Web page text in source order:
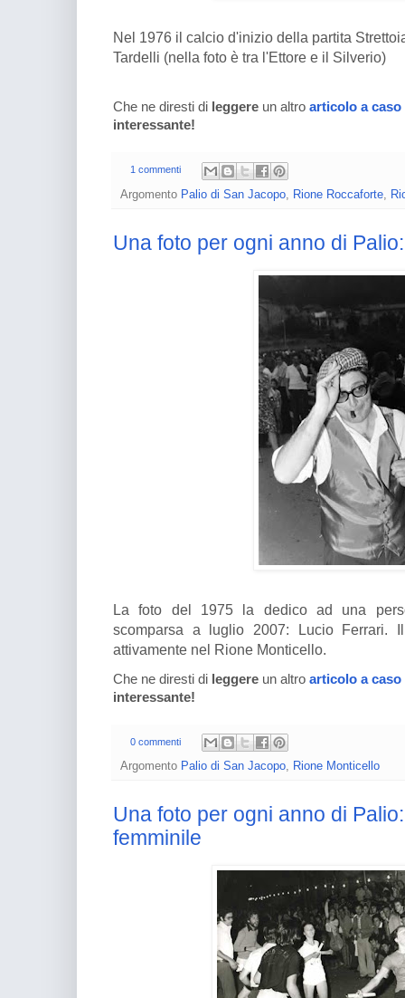
Nel 1976 il calcio d'inizio della partita
Tardelli (nella foto è tra l'Ettore e il Silverio)
Che ne diresti di leggere un altro articolo a caso
interessante!
1 commenti
Argomento Palio di San Jacopo Rione Roccaforte
Una foto per ogni anno di
La foto del 1975 la dedico ad una
scomparsa a luglio 2007: Lucio Ferrari.
attivamente nel Rione Monticello.
Che ne diresti di leggere un altro articolo a caso
interessante!
0 commenti
Argomento Palio di San Jacopo, Rione Monticello
Una foto per ogni anno di
femminile